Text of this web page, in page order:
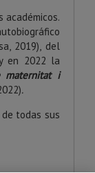
2019), del
en 2022 la
maternitat i
.
todas sus